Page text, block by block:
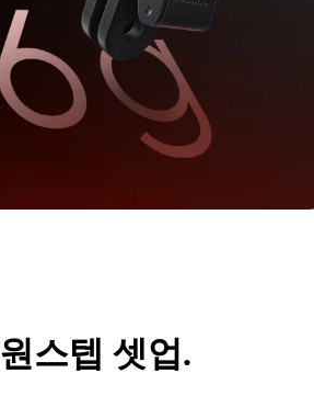
원스텝 셋업.